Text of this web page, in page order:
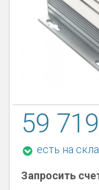
59 719
есть на
Запросить